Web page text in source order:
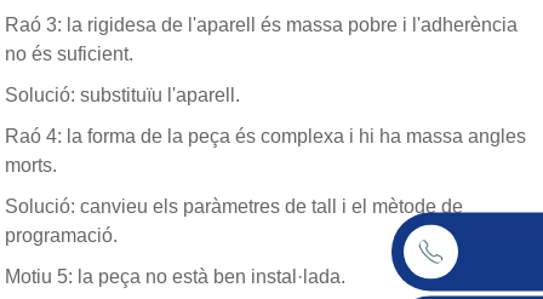
Raó 3: la rigidesa de l'aparell és massa pobre i l'adherència
no és suficient.
Solució: substituïu l'aparell.
Raó 4: la forma de la peça és complexa i hi ha massa angles
morts.
Solució: canvieu els paràmetres de tall i el mètode de
programació.
Motiu 5: la peça no està ben instal·lada.